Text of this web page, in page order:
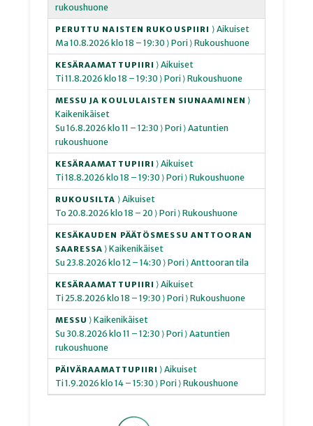
rukoushuone
PERUTTU NAISTEN RUKOUSPIIRI ⟩ Aikuiset
Ma10.8.2026 klo 18 – 19:30 ⟩ Pori⟩ Rukoushuone
KESÄRAAMATTUPIIRI ⟩ Aikuiset
Ti11.8.2026 klo 18 – 19:30 ⟩ Pori⟩ Rukoushuone
MESSU JA KOULULAISTEN SIUNAAMINEN ⟩
Kaikenikäiset
Su16.8.2026 klo 11 – 12:30 ⟩ Pori⟩ Aatuntien
rukoushuone
KESÄRAAMATTUPIIRI ⟩ Aikuiset
Ti18.8.2026 klo 18 – 19:30 ⟩ Pori⟩ Rukoushuone
RUKOUSILTA ⟩ Aikuiset
To 20.8.2026 klo 18 – 20 ⟩ Pori⟩ Rukoushuone
KESÄKAUDEN PÄÄTÖSMESSU ANTTOORAN
SAARESSA ⟩ Kaikenikäiset
Su23.8.2026 klo 12 – 14:30 ⟩ Pori⟩ Anttooran tila
KESÄRAAMATTUPIIRI ⟩ Aikuiset
Ti25.8.2026 klo 18 – 19:30 ⟩ Pori⟩ Rukoushuone
MESSU ⟩ Kaikenikäiset
Su 30.8.2026 klo 11 – 12:30 ⟩ Pori⟩ Aatuntien
rukoushuone
PÄIVÄRAAMATTUPIIRI ⟩ Aikuiset
Ti1.9.2026 klo 14 – 15:30 ⟩ Pori⟩ Rukoushuone